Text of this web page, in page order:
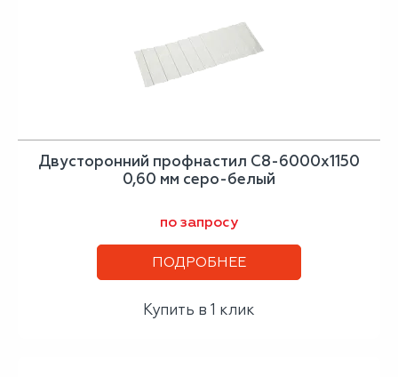
Двусторонний профнастил С8-6000х1150
0,60 мм серо-белый
по запросу
ПОДРОБНЕЕ
Купить в 1 клик